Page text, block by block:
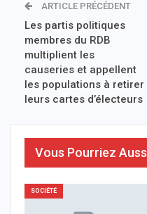
ARTICLE PRÉCÉDENT
Les partis politiques
membres du RDB
multiplient les
causeries et appellent
les populations à retirer
leurs cartes d’électeurs
Vous Pourriez
SOCIÉTÉ